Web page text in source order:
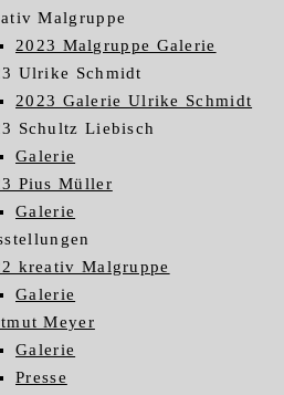
Malgruppe
2023 Malgruppe Galerie
Ulrike Schmidt
2023 Galerie Ulrike Schmidt
Schultz Liebisch
Galerie
Pius Müller
Galerie
kreativ Malgruppe
Galerie
Meyer
Galerie
Presse